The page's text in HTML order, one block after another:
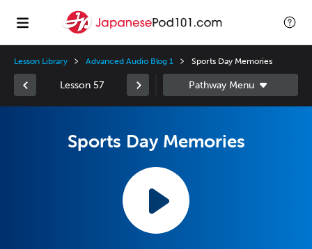
Lesson Library Advanced Audio Blog 1 Sports Day Memories
Lesson 57
Sports Day Memories